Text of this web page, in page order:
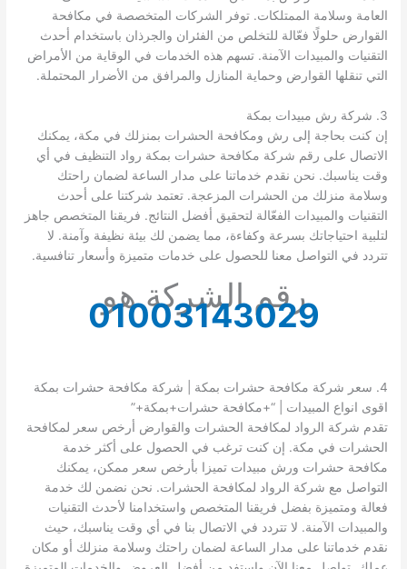
العامة وسلامة الممتلكات. توفر الشركات المتخصصة في مكافحة
القوارض حلولًا فعّالة للتخلص من الفئران والجرذان باستخدام أحدث
التقنيات والمبيدات الآمنة. تسهم هذه الخدمات في الوقاية من الأمراض
التي تنقلها القوارض وحماية المنازل والمرافق من الأضرار المحتملة.
3. شركة رش مبيدات بمكة
إن كنت بحاجة إلى رش ومكافحة الحشرات بمنزلك في مكة، يمكنك
الاتصال على رقم شركة مكافحة حشرات بمكة رواد التنظيف في أي
وقت يناسبك. نحن نقدم خدماتنا على مدار الساعة لضمان راحتك
وسلامة منزلك من الحشرات المزعجة. تعتمد شركتنا على أحدث
التقنيات والمبيدات الفعّالة لتحقيق أفضل النتائج. فريقنا المتخصص جاهز
لتلبية احتياجاتك بسرعة وكفاءة، مما يضمن لك بيئة نظيفة وآمنة. لا
تتردد في التواصل معنا للحصول على خدمات متميزة وأسعار تنافسية.
رقم الشركة هو
01003143029
4. سعر شركة مكافحة حشرات بمكة | شركة مكافحة حشرات بمكة
اقوى انواع المبيدات | “+مكافحة حشرات+بمكة+”
تقدم شركة الرواد لمكافحة الحشرات والقوارض أرخص سعر لمكافحة
الحشرات في مكة. إن كنت ترغب في الحصول على أكثر خدمة
مكافحة حشرات ورش مبيدات تميزا بأرخص سعر ممكن، يمكنك
التواصل مع شركة الرواد لمكافحة الحشرات. نحن نضمن لك خدمة
فعالة ومتميزة بفضل فريقنا المتخصص واستخدامنا لأحدث التقنيات
والمبيدات الآمنة. لا تتردد في الاتصال بنا في أي وقت يناسبك، حيث
نقدم خدماتنا على مدار الساعة لضمان راحتك وسلامة منزلك أو مكان